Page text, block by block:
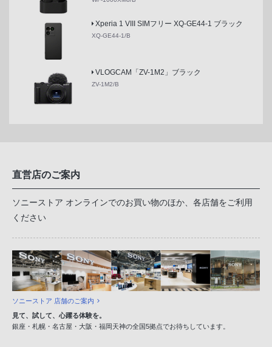
Xperia 1 VIII SIMフリー XQ-GE44-1 ブラック
XQ-GE44-1/B
VLOGCAM「ZV-1M2」ブラック
ZV-1M2/B
直営店のご案内
ソニーストア オンラインでのお買い物のほか、各店舗をご利用
ください
ソニーストア 店舗のご案内
見て、試して、心躍る体験を。
銀座・札幌・名古屋・大阪・福岡天神の全国5拠点でお待ちしています。